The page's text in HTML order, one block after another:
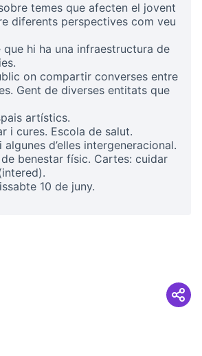
temes que afecten el jovent
diferents perspectives com veu
hi ha una infraestructura de
on compartir converses entre
Gent de diverses entitats que
artístics.
i cures. Escola de salut.
algunes d’elles intergeneracional.
benestar físic. Cartes: cuidar
10 de juny.
Comunitària